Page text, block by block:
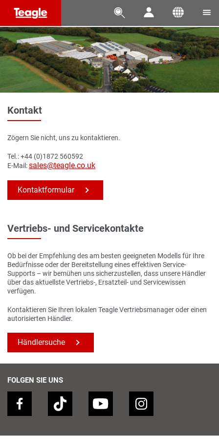
   
Kontakt
Zögern Sie nicht, uns zu kontaktieren.
Tel.: +44 (0)1872 560592
E-Mail:sales@teagle.co.uk
Kontaktformular
Vertriebs- und Servicekontakte
Ob bei der Empfehlung des am besten geeigneten Modells für Ihre
Bedürfnisse oder der Bereitstellung eines effektiven Service-
Supports – wir bemühen uns sicherzustellen, dass unsere Händler
über das aktuellste Vertriebs-, Ersatzteil- und Servicewissen
verfügen.
Kontaktieren Sie Ihren lokalen Teagle Vertriebsmanager oder einen
autorisierten Händler.
Händlersuche
FOLGEN SIE UNS